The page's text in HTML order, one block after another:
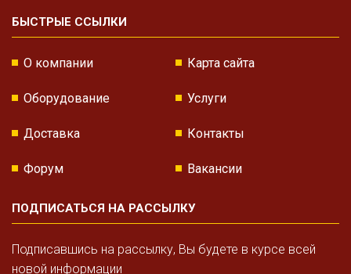
БЫСТРЫЕ ССЫЛКИ
О компании Карта сайта
Оборудование Услуги
Доставка Контакты
Форум Вакансии
ПОДПИСАТЬСЯ НА РАССЫЛКУ
Подписавшись на рассылку, Вы будете в курсе всей
новой информации